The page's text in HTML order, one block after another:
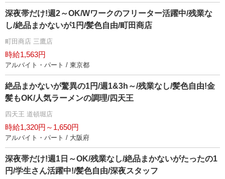
深夜帯だけ!週2～OK/Wワークのフリーター活躍中/残業な
し/絶品まかないが1円/髪色自由/町田商店
町田商店 三鷹店
時給1,563円
アルバイト・パート / 東京都
絶品まかないが驚異の1円/週1&3h～/残業なし/髪色自由!金
髪もOK/人気ラーメンの調理/四天王
四天王 道頓堀店
時給1,320円～1,650円
アルバイト・パート / 大阪府
深夜帯だけ!週1日～OK/残業なし/絶品まかないがたったの1
円/学生さん活躍中!/髪色自由/深夜スタッフ